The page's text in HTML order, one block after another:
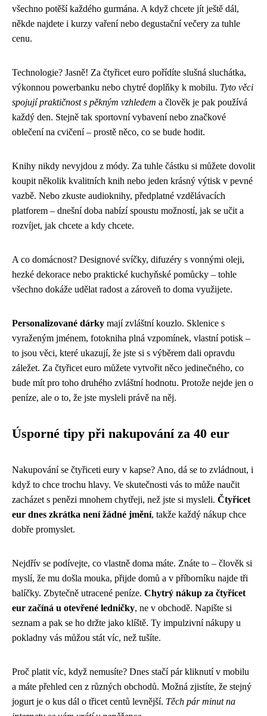
všechno potěší každého gurmána. A když chcete jít ještě dál,
někde najdete i kurzy vaření nebo degustační večery za tuhle
cenu.
Technologie? Jasně! Za čtyřicet euro pořídíte slušná sluchátka,
výkonnou powerbanku nebo chytré doplňky k mobilu. Tyto věci
spojují praktičnost s pěkným vzhledem a člověk je pak používá
každý den. Stejně tak sportovní vybavení nebo značkové
oblečení na cvičení – prostě něco, co se bude hodit.
Knihy nikdy nevyjdou z módy. Za tuhle částku si můžete dovolit
koupit několik kvalitních knih nebo jeden krásný výtisk v pevné
vazbě. Nebo zkuste audioknihy, předplatné vzdělávacích
platforem – dnešní doba nabízí spoustu možností, jak se učit a
rozvíjet, jak chcete a kdy chcete.
A co domácnost? Designové svíčky, difuzéry s vonnými oleji,
hezké dekorace nebo praktické kuchyňské pomůcky – tohle
všechno dokáže udělat radost a zároveň to doma využijete.
Personalizované dárky mají zvláštní kouzlo. Sklenice s
vyraženým jménem, fotokniha plná vzpomínek, vlastní potisk –
to jsou věci, které ukazují, že jste si s výběrem dali opravdu
záležet. Za čtyřicet euro můžete vytvořit něco jedinečného, co
bude mít pro toho druhého zvláštní hodnotu. Protože nejde jen o
peníze, ale o to, že jste mysleli právě na něj.
Úsporné tipy při nakupování za 40 eur
Nakupování se čtyřiceti eury v kapse? Ano, dá se to zvládnout, i
když to chce trochu hlavy. Ve skutečnosti vás to může naučit
zacházet s penězi mnohem chytřeji, než jste si mysleli. Čtyřicet
eur dnes zkrátka není žádné jmění, takže každý nákup chce
dobře promyslet.
Nejdřív se podívejte, co vlastně doma máte. Znáte to – člověk si
myslí, že mu došla mouka, přijde domů a v příborníku najde tři
balíčky. Zbytečně utracené peníze. Chytrý nákup za čtyřicet
eur začíná u otevřené ledničky, ne v obchodě. Napište si
seznam a pak se ho držte jako klíště. Ty impulzivní nákupy u
pokladny vás můžou stát víc, než tušíte.
Proč platit víc, když nemusíte? Dnes stačí pár kliknutí v mobilu
a máte přehled cen z různých obchodů. Možná zjistíte, že stejný
jogurt je o kus dál o třicet centů levnější. Těch pár minut na